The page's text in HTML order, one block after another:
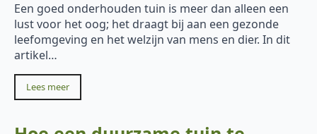
Een goed onderhouden tuin is meer dan alleen een
lust voor het oog; het draagt bij aan een gezonde
leefomgeving en het welzijn van mens en dier. In dit
artikel…
Lees meer